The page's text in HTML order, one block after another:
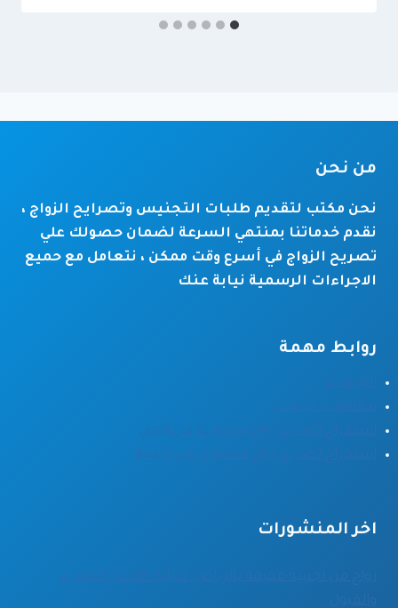
من نحن
نحن مكتب لتقديم طلبات التجنيس وتصرايح الزواج ،
نقدم خدماتنا بمنتهي السرعة لضمان حصولك علي
تصريح الزواج في أسرع وقت ممكن ، نتعامل مع حميع
الاجراءات الرسمية نيابة عنك
روابط مهمة
الرئيسية
معاملات تجنيس
استخراج تصريح زواج سعودية من اجنبي
استخراج تصريح زواج سعودي من اجنبية
اخر المنشورات
زواج من اجنبية مقيمة بالرياض: دليلك الكامل للتقديم